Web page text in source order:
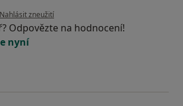
podle názoru uživatele Váš účet byl odstraněn
Nahlásit zneužití
Odpovězte na hodnocení!
nyní